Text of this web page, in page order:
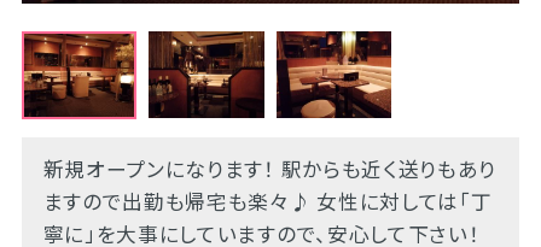
新規オープンになります！ 駅からも近く送りもあり
ますので出勤も帰宅も楽々♪ 女性に対しては「丁
寧に」を大事にしていますので、安心して下さい！